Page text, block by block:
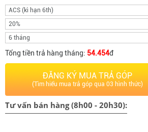
Tổng tiền trả hàng tháng: 54.454đ
ĐĂNG KÝ MUA TRẢ GÓP
(Tìm hiểu mua trả góp qua 03 hình thức)
Tư vấn bán hàng (8h00 - 20h30):